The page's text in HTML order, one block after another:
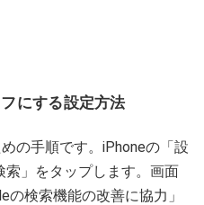
にする設定方法
の手順です。iPhoneの「設
索」をタップします。画面
検索機能の改善に協力」